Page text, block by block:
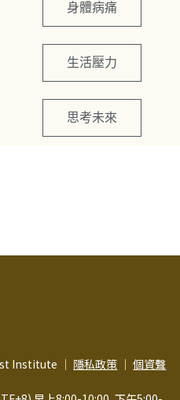
身體病痛
生活壓力
思考未來
Institute │ 隱私政策 │個資聲